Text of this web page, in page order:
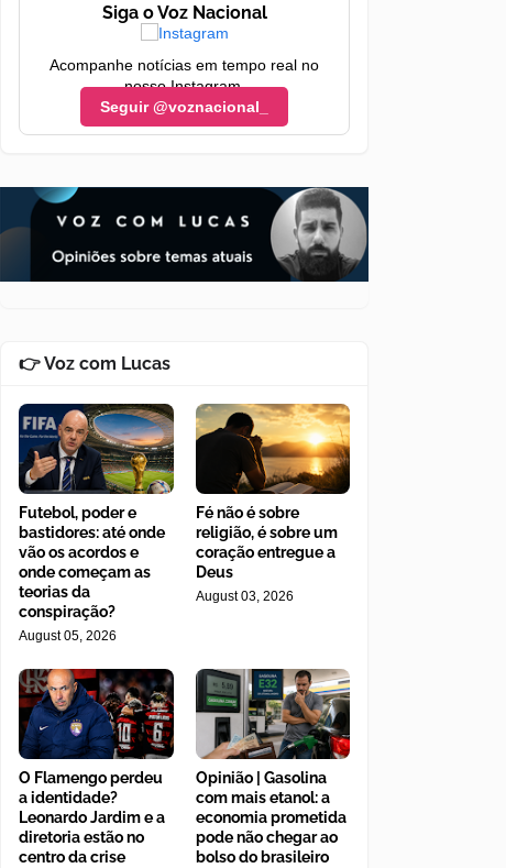
Siga o Voz Nacional
Acompanhe notícias em tempo real no
nosso Instagram.
Seguir @voznacional_
👉 Voz com Lucas
Futebol, poder e
bastidores: até onde
vão os acordos e
onde começam as
teorias da
conspiração?
August 05, 2026
Fé não é sobre
religião, é sobre um
coração entregue a
Deus
August 03, 2026
O Flamengo perdeu
a identidade?
Leonardo Jardim e a
diretoria estão no
centro da crise
Opinião | Gasolina
com mais etanol: a
economia prometida
pode não chegar ao
bolso do brasileiro